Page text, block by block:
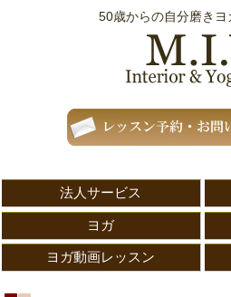
50歳からの自分磨きヨ
法人サービス
ヨガ
ヨガ動画レッスン